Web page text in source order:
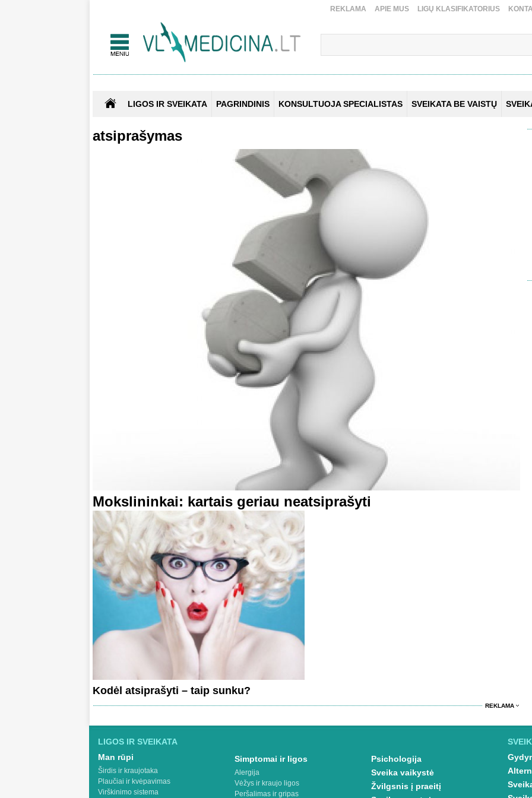
REKLAMA APIE MUS LIGŲ KLASIFIKATORIUS
LIGOS IR SVEIKATA PAGRINDINIS KONSULTUOJA SPECIALISTAS SVEIKATA BE VAISTŲ
atsiprašymas
Mokslininkai: kartais geriau neatsiprašyti
Kodėl atsiprašyti – taip sunku?
REKLAMA
LIGOS IR SVEIKATA
Man rūpi
Širdis ir kraujotaka
Plaučiai ir kvėpavimas
Virškinimo sistema
Simptomai ir ligos
Alergija
Vėžys ir kraujo ligos
Peršalimas ir gripas
Psichologija
Sveika vaikystė
Žvilgsnis į praeitį